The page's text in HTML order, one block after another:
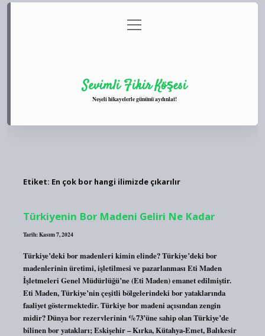
Gizlilik Politikası
menüyü
aç
Sevimli Fikir Köşesi
Neşeli hikayelerle gününü aydınlat!
Etiket: En çok bor hangi ilimizde çıkarılır
Türkiyenin Bor Madeni Geliri Ne Kadar
Tarih: Kasım 7, 2024
Türkiye’deki bor madenleri kimin elinde? Türkiye’deki bor
madenlerinin üretimi, işletilmesi ve pazarlanması Eti Maden
İşletmeleri Genel Müdürlüğü’ne (Eti Maden) emanet edilmiştir.
Eti Maden, Türkiye’nin çeşitli bölgelerindeki bor yataklarında
faaliyet göstermektedir. Türkiye bor madeni açısından zengin
midir? Dünya bor rezervlerinin %73’üne sahip olan Türkiye’de
bilinen bor yatakları; Eskişehir – Kırka, Kütahya-Emet, Balıkesir